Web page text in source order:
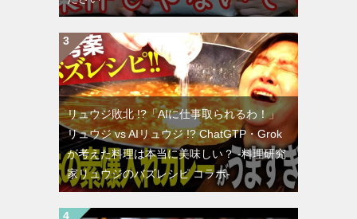
リュウジ敗北 !?「AIに仕事取られるわ！」
リュウジ vs AIリュウジ !? ChatGTP・Grok
が考えた料理は本当に美味しい？ -料理研究
家リュウジのバズレシピ コラボ-